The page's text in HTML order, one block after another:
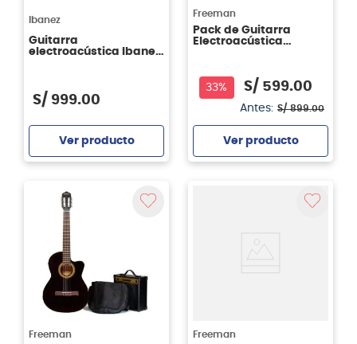
Ibanez
Guitarra
electroacústica Ibanez
S/ 999.00
Ver producto
Freeman
Pack de Guitarra
Electroacústica
33% S/ 599.00
Antes: S/ 899.00
Ver producto
Freeman Freeman